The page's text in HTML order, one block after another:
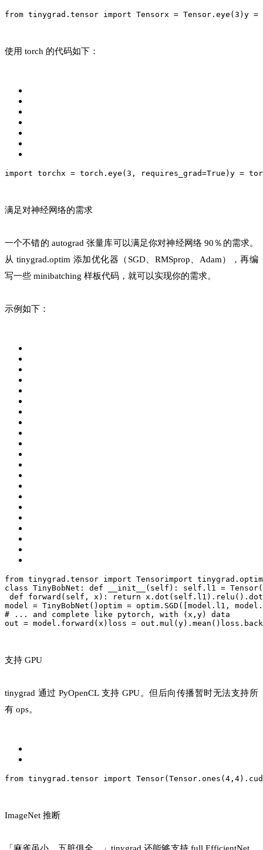
from tinygrad.tensor import Tensorx = Tensor.eye(3) y =
使用 torch 的代码如下：
import torchx = torch.eye(3, requires_grad=True) y =
满足对神经网络的需求
一个不错的 autograd 张量库可以满足你对神经网络 90％的需求。
从 tinygrad.optim 添加优化器（SGD、RMSprop、Adam），再编
写一些 minibatching 样板代码，就可以实现你的需求。
示例如下：
from tinygrad.tensor import Tensorimport
class TinyBobNet:
def __init__(self):
self.l1 =
def forward(self, x):
return
model = TinyBobNet() optim = optim.SGD([model.l1,
# ... and complete like pytorch, with (x,y) data
out = model.forward(x) loss = out.mul(y).mean()
支持 GPU
tinygrad 通过 PyOpenCL 支持 GPU。但后向传播暂时无法支持所
有 ops。
from tinygrad.tensor import Tensor
ImageNet 推断